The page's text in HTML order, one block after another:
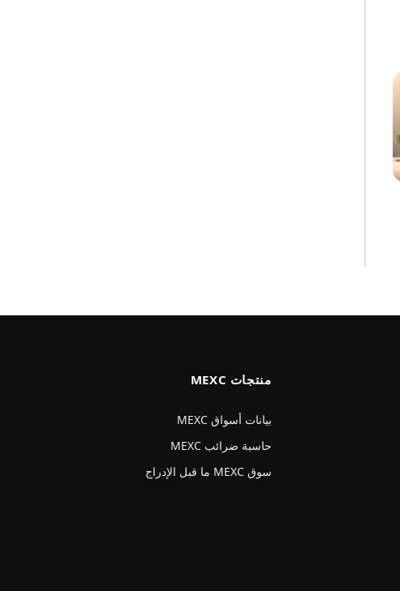
منتجات MEXC
بيانات أسواق MEXC
حاسبة ضرائب MEXC
سوق MEXC ما قبل الإدراج